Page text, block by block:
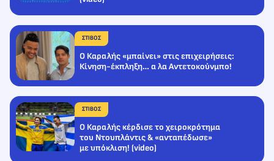
ΣΤΙΒΟΣ
Ο Καραλής «μπαίνει» στις επιχειρήσεις:
Κίνηση-έκπληξη… α λα Αντετοκούνμπο!
ΣΤΙΒΟΣ
Ο Καραλής κέρδισε το χειροκρότημα
του Ντουπλάντις & «ανταπέδωσε»
με υπόκλιση! (video)